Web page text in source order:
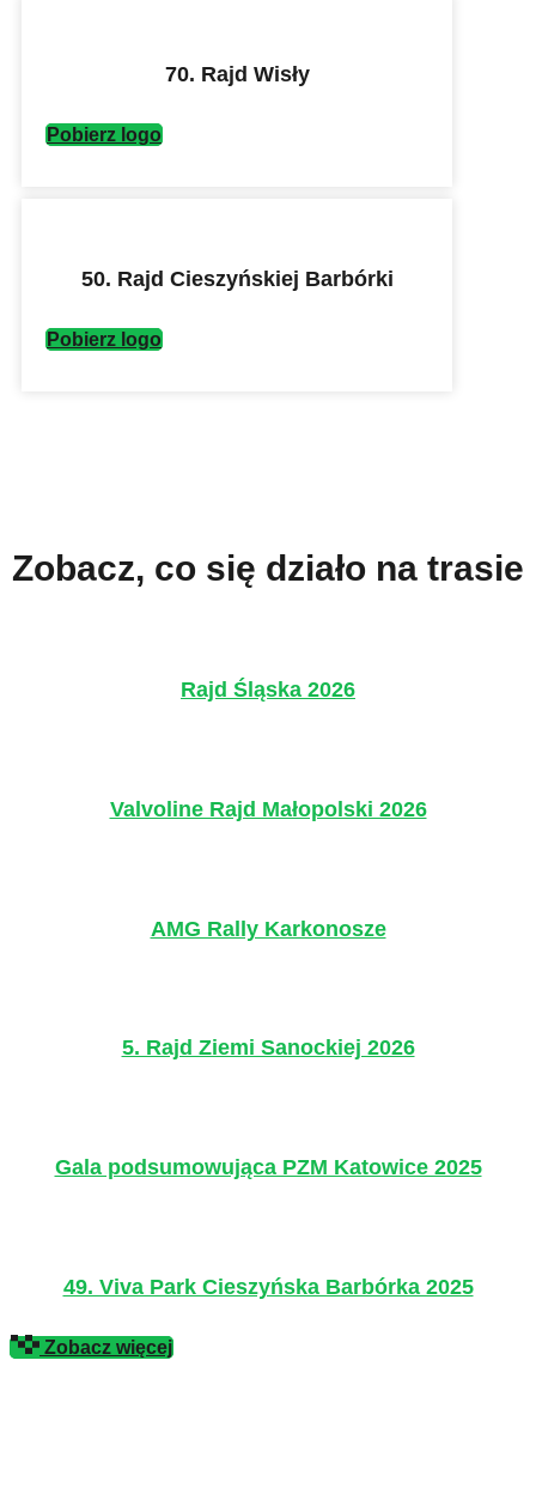
70. Rajd Wisły
Pobierz logo
50. Rajd Cieszyńskiej Barbórki
Pobierz logo
Zobacz, co się działo na trasie
Rajd Śląska 2026
Valvoline Rajd Małopolski 2026
AMG Rally Karkonosze
5. Rajd Ziemi Sanockiej 2026
Gala podsumowująca PZM Katowice 2025
49. Viva Park Cieszyńska Barbórka 2025
Zobacz więcej